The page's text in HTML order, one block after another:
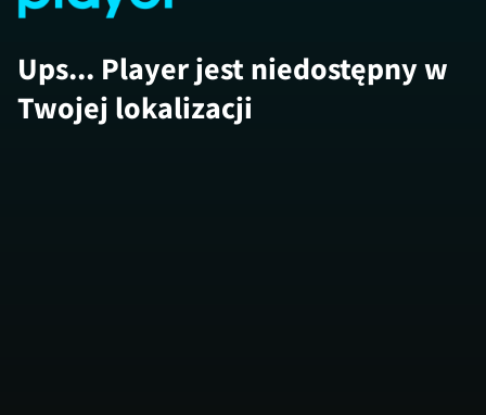
Ups... Player jest niedostępny w
Twojej lokalizacji